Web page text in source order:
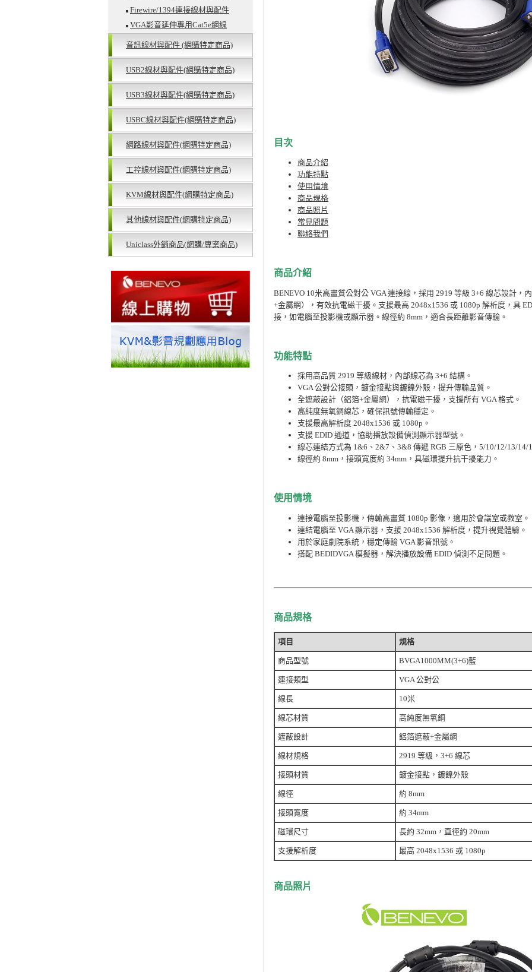
Firewire/1394連接線材與配件
VGA影音延伸專用Cat5e網線
音訊線材與配件 (網購特定商品)
USB2線材與配件(網購特定商品)
USB3線材與配件(網購特定商品)
USBC線材與配件(網購特定商品)
網路線材與配件(網購特定商品)
工控線材與配件(網購特定商品)
KVM線材與配件(網購特定商品)
其他線材與配件(網購特定商品)
Uniclass外銷商品(網購/專案商品)
目次
商品介紹
功能特點
使用情境
商品規格
商品照片
常見問題
聯絡我們
商品介紹
BENEVO 10米高畫質公對公 VGA 連接線，採用 2919 等級 3+6 線芯設計，
+金屬網），有效抗電磁干擾。支援最高 2048x1536 或 1080p 解析度，具
接，如電腦至投影機或顯示器。線徑約 8mm，適合長距離影音傳輸。
功能特點
採用高品質 2919 等級線材，內部線芯為 3+6 結構。
VGA 公對公接頭，鍍金接點與鍍鎳外殼，提升傳輸品質。
全遮蔽設計（鋁箔+金屬網），抗電磁干擾，支援所有 VGA 格式。
高純度無氧銅線芯，確保訊號傳輸穩定。
支援最高解析度 2048x1536 或 1080p。
支援 EDID 通道，協助播放設備偵測顯示器型號。
線芯連結方式為 1&6、2&7、3&8 傳遞 RGB 三原色，5/10/12/13/14/
線徑約 8mm，接頭寬度約 34mm，具磁環提升抗干擾能力。
使用情境
連接電腦至投影機，傳輸高畫質 1080p 影像，適用於會議室或教室。
連結電腦至 VGA 顯示器，支援 2048x1536 解析度，提升視覺體驗。
用於家庭劇院系統，穩定傳輸 VGA 影音訊號。
搭配 BEDIDVGA 模擬器，解決播放設備 EDID 偵測不足問題。
商品規格
項目 規格
商品型號 BVGA1000MM(3+6)藍
連接類型 VGA 公對公
線長 10米
線芯材質 高純度無氧銅
遮蔽設計 鋁箔遮蔽+金屬網
線材規格 2919 等級，3+6 線芯
接頭材質 鍍金接點，鍍鎳外殼
線徑 約 8mm
接頭寬度 約 34mm
磁環尺寸 長約 32mm，直徑約 20mm
支援解析度 最高 2048x1536 或 1080p
商品照片